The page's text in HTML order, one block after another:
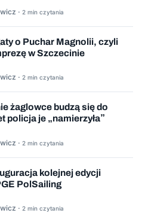
· 2 min czytania
o Puchar Magnolii, czyli
w Szczecinie
· 2 min czytania
żaglowce budzą się do
policja je „namierzyła”
· 2 min czytania
kolejnej edycji
PolSailing
· 2 min czytania